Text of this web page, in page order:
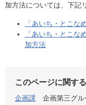
加方法については、下記
「あいち・とこな
「あいち・とこな
加方法
このページに関す
企画課
企画第三グル